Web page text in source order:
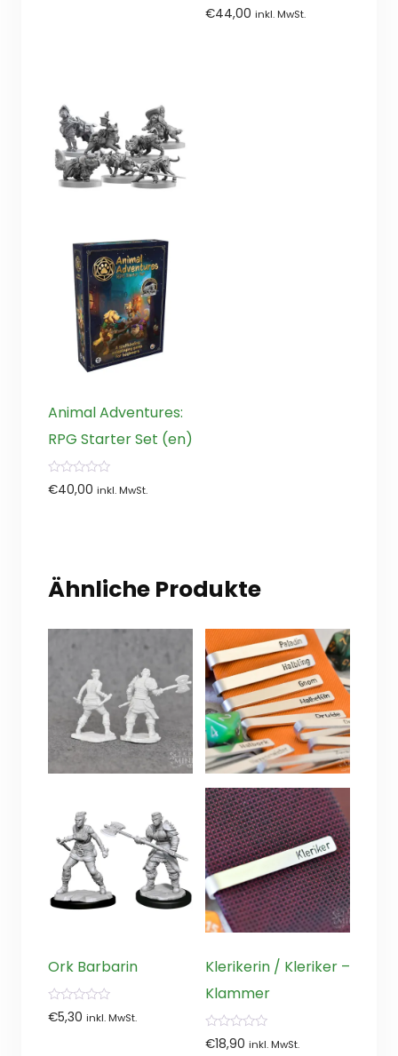
0
von
€44,00 inkl. MwSt.
Animal Adventures:
RPG Starter Set (en)
0
von
€40,00 inkl. MwSt.
Ähnliche Produkte
Ork Barbarin
0
von
€5,30 inkl. MwSt.
Klerikerin / Kleriker –
Klammer
0
von
€18,90 inkl. MwSt.